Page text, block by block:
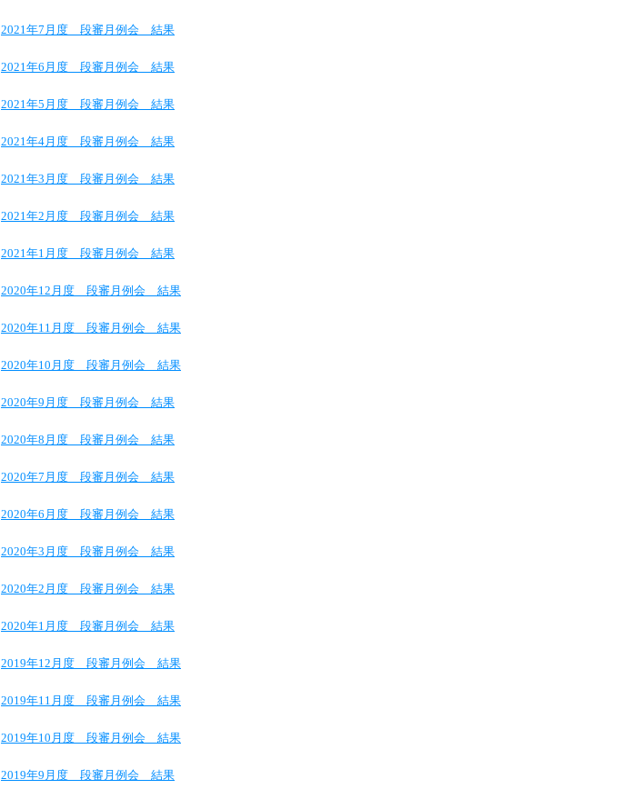
2021年7月度 段審月例会 結果
2021年6月度 段審月例会 結果
2021年5月度 段審月例会 結果
2021年4月度 段審月例会 結果
2021年3月度 段審月例会 結果
2021年2月度 段審月例会 結果
2021年1月度 段審月例会 結果
2020年12月度 段審月例会 結果
2020年11月度 段審月例会 結果
2020年10月度 段審月例会 結果
2020年9月度 段審月例会 結果
2020年8月度 段審月例会 結果
2020年7月度 段審月例会 結果
2020年6月度 段審月例会 結果
2020年3月度 段審月例会 結果
2020年2月度 段審月例会 結果
2020年1月度 段審月例会 結果
2019年12月度 段審月例会 結果
2019年11月度 段審月例会 結果
2019年10月度 段審月例会 結果
2019年9月度 段審月例会 結果